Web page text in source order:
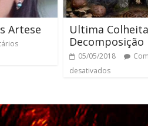
Artese
Ultima
Decomposição
05/05/2018
desativados